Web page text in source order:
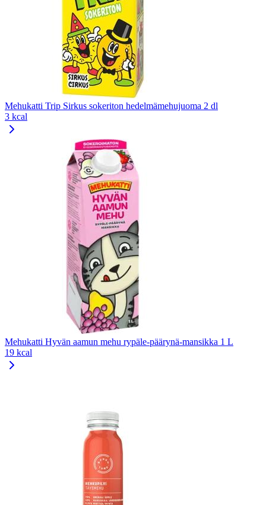
Mehukatti Trip Sirkus sokeriton hedelmämehujuoma 2 dl
3 kcal
Mehukatti Hyvän aamun mehu rypäle-päärynä-mansikka 1 L
19 kcal